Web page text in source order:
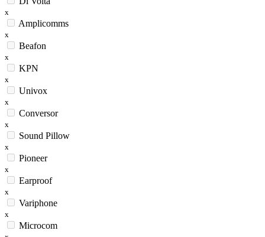
x
Amplicomms
x
Beafon
x
KPN
x
Univox
x
Conversor
x
Sound Pillow
x
Pioneer
x
Earproof
x
Variphone
x
Microcom